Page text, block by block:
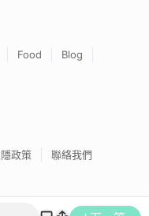
Food
Blog
政策 聯絡我們